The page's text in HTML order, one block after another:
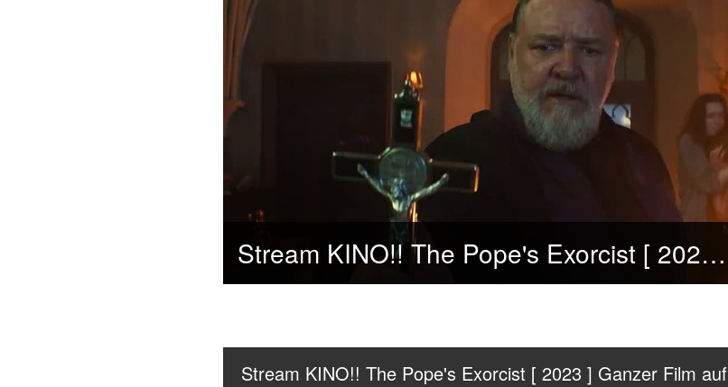
Stream KINO!! The Pope's Exorcist [ 2023 ] Ganzer Film auf Deutsch HD Kostenlos
Stream KINO!! The Pope's Exorcist [ 2023 ] Ganzer Film auf